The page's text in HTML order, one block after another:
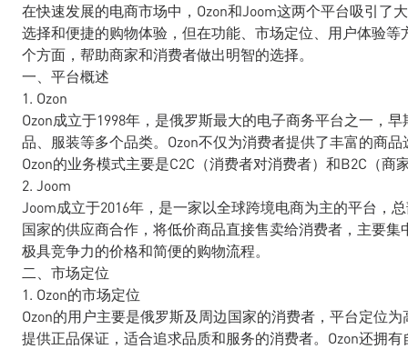
在快速发展的电商市场中，Ozon和Joom这两个平台吸引了
选择和便捷的购物体验，但在功能、市场定位、用户体验
个方面，帮助商家和消费者做出明智的选择。
一、平台概述
1. Ozon
Ozon成立于1998年，是俄罗斯最大的电子商务平台之一，
品、服装等多个品类。Ozon不仅为消费者提供了丰富的商
Ozon的业务模式主要是C2C（消费者对消费者）和B2C（商
2. Joom
Joom成立于2016年，是一家以全球跨境电商为主的平台，
国家的供应商合作，将低价商品直接售卖给消费者，主要
极具竞争力的价格和简便的购物流程。
二、市场定位
1. Ozon的市场定位
Ozon的用户主要是俄罗斯及周边国家的消费者，平台定位
提供正品保证，适合追求品质和服务的消费者。Ozon还拥